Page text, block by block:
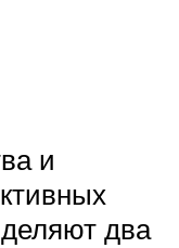
и
два